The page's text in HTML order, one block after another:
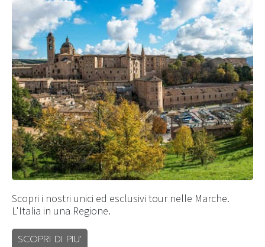
Scopri i nostri unici ed esclusivi tour nelle Marche.
L'Italia in una Regione.
SCOPRI DI PIU'